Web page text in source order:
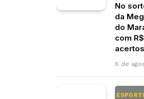
No
da
do
com
acertos
6 de